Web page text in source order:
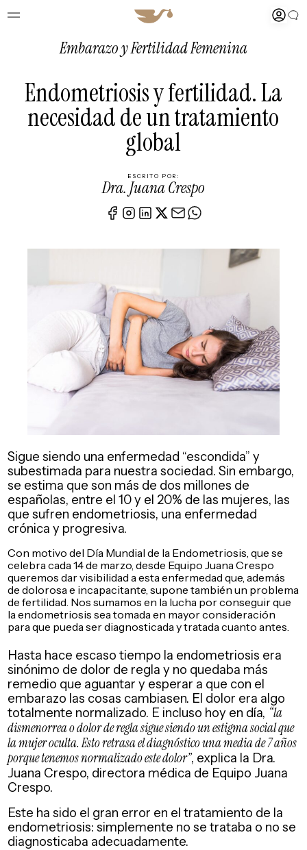
EmbarazoyFertilidad Femenina
Endometriosis y fertilidad. La
necesidad de un tratamiento
global
ESCRITO POR:
Dra. Juana Crespo
Sigue siendo una enfermedad “escondida” y
subestimada para nuestra sociedad. Sin embargo,
se estima que son más de dos millones de
españolas, entre el 10 y el 20% de las mujeres, las
que sufren endometriosis, una enfermedad
crónica y progresiva.
Con motivo del Día Mundial de la Endometriosis, que se
celebra cada 14 de marzo, desde Equipo Juana Crespo
queremos dar visibilidad a esta enfermedad que, además
de dolorosa e incapacitante, supone también un problema
de fertilidad. Nos sumamos en la lucha por conseguir que
la endometriosis sea tomada en mayor consideración
para que pueda ser diagnosticada y tratada cuanto antes.
Hasta hace escaso tiempo la endometriosis era
sinónimo de dolor de regla y no quedaba más
remedio que aguantar y esperar a que con el
embarazo las cosas cambiasen. El dolor era algo
totalmente normalizado. E incluso hoy en día, “la
dismenorrea o dolor de regla sigue siendo un estigma social que
la mujer oculta. Esto retrasa el diagnóstico una media de 7 años
porque tenemos normalizado este dolor”, explica la Dra.
Juana Crespo, directora médica de Equipo Juana
Crespo.
Este ha sido el gran error en el tratamiento de la
endometriosis: simplemente no se trataba o no se
diagnosticaba adecuadamente.
Reproductor
de
audio